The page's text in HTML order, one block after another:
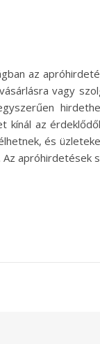
az
vagy
kínál az
és
apróhirdetések